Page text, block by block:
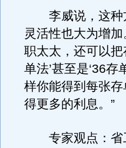
李威说，这种方
灵活性也大为增
职太太，还可以
单法’甚至是‘36存
样你能得到每张
得更多的利息。”
专家观点：省